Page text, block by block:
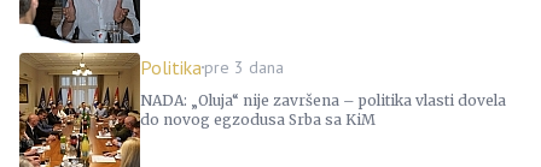
Politika pre 3 dana
NADA: „Oluja“ nije završena – politika vlasti dovela
do novog egzodusa Srba sa KiM